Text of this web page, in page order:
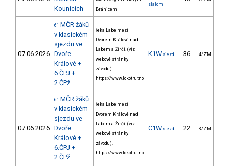
Kounicích
Bránicem
slalom
07.06.2026
61 MČR žáků
v klasickém
sjezdu ve
Dvoře
Králové +
6.ČPJ +
2.ČPž
řeka Labe mezi
Dvorem Králové nad
Labem a Žirčí. (viz
webové stránky
závodu).
https://www.lokotrutno
K1W sjezd 36. 4/ZM
07.06.2026
61 MČR žáků
v klasickém
sjezdu ve
Dvoře
Králové +
6.ČPJ +
2.ČPž
řeka Labe mezi
Dvorem Králové nad
Labem a Žirčí. (viz
webové stránky
závodu).
https://www.lokotrutno
C1W sjezd 22. 3/ZM